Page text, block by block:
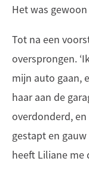
Het was
Tot na een
oversprongen.
mijn auto gaan,
haar aan de
overdonderd,
gestapt en gauw
heeft Liliane me